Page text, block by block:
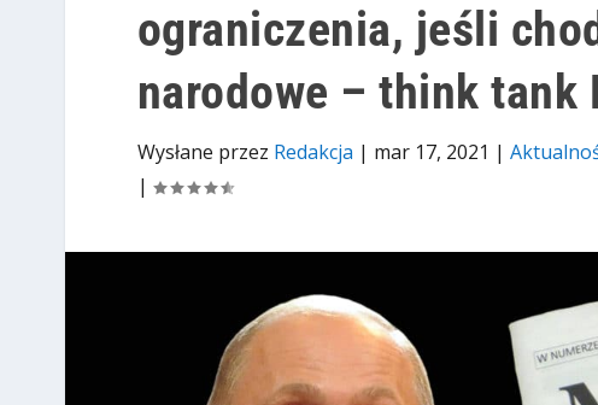
ograniczenia, jeśli
narodowe – think tank
Wysłane przez Redakcja | mar 17, 2021 |
|